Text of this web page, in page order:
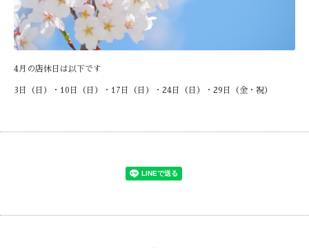
4月の店休日は以下です
3日（日）・10日（日）・17日（日）・24日（日）・29日（金・祝）